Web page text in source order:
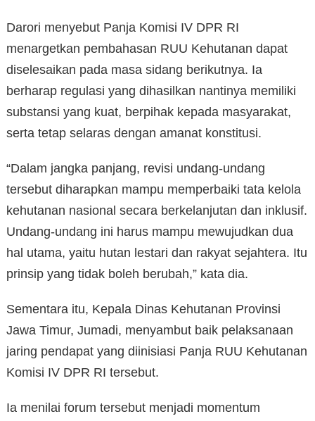
Darori menyebut Panja Komisi IV DPR RI
menargetkan pembahasan RUU Kehutanan dapat
diselesaikan pada masa sidang berikutnya. Ia
berharap regulasi yang dihasilkan nantinya memiliki
substansi yang kuat, berpihak kepada masyarakat,
serta tetap selaras dengan amanat konstitusi.
“Dalam jangka panjang, revisi undang-undang
tersebut diharapkan mampu memperbaiki tata kelola
kehutanan nasional secara berkelanjutan dan inklusif.
Undang-undang ini harus mampu mewujudkan dua
hal utama, yaitu hutan lestari dan rakyat sejahtera. Itu
prinsip yang tidak boleh berubah,” kata dia.
Sementara itu, Kepala Dinas Kehutanan Provinsi
Jawa Timur, Jumadi, menyambut baik pelaksanaan
jaring pendapat yang diinisiasi Panja RUU Kehutanan
Komisi IV DPR RI tersebut.
Ia menilai forum tersebut menjadi momentum